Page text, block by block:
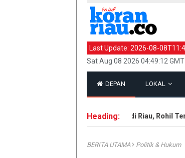
Last Update: 2026-08-
Sat Aug 08 2026 04:49:12
DEPAN LOKAL
Heading:
143 Hotspot Terdeteksi di Riau, Rohil
BERITA UTAMA Politik & Hukum